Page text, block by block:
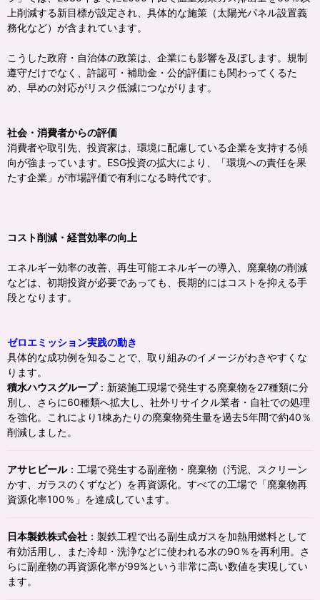
上削減する新目標が設定され、具体的な施策（太陽光パネル設置義
務化など）が含まれています。
こうした政府・自治体の政策は、企業にも影響を及ぼします。規制
遵守だけでなく、許認可・補助金・公的評価にも関わってくるた
め、早めの対応がリスク低減につながります。
社会・消費者からの評価
消費者や取引先、投資家は、環境に配慮している企業を支持する傾
向が強まっています。ESG投資の拡大により、「環境への責任を果
たす企業」が市場評価で有利になる時代です。
コスト削減・経営効率の向上
エネルギー効率の改善、再生可能エネルギーの導入、廃棄物の削減
などは、初期投資が必要であっても、長期的にはコストを抑える手
段となります。
ゼロエミッション実践の動き
具体的な成功例を知ることで、取り組みのイメージがわきやすくな
ります。
積水ハウスグループ：新築施工現場で発生する廃棄物を27種類に分
別し、さらに60種類へ拡大し、社外リサイクル業者・自社での処理
を強化。これにより1棟あたりの廃棄物発生量を過去5年間で約40％
削減しました。
アサヒビール：工場で発生する副産物・廃棄物（汚泥、スクリーン
かす、ガラスのくずなど）を再資源化。すべての工場で「廃棄物再
資源化率100％」を達成しています。
日本製鉄株式会社 ：製鉄工程で出る副生成ガスを加熱用燃料として
有効活用し、また冷却・洗浄などに使われる水の90％を再利用。さ
らに副産物の再資源化率が99%という非常に高い数値を実現してい
ます。